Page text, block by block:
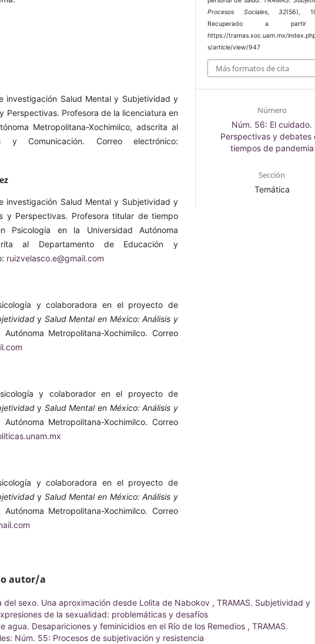
investigación Salud Mental y Subjetividad y
Perspectivas. Profesora de la licenciatura en
Metropolitana-Xochimilco, adscrita al
y Comunicación. Correo electrónico:
investigación Salud Mental y Subjetividad y
y Perspectivas. Profesora titular de tiempo
Psicología en la Universidad Autónoma
al Departamento de Educación y
ruizvelasco.e@gmail.com
y colaboradora en el proyecto de
y Salud Mental en México: Análisis y
Metropolitana-Xochimilco. Correo
y colaborador en el proyecto de
y Salud Mental en México: Análisis y
Metropolitana-Xochimilco. Correo
y colaboradora en el proyecto de
y Salud Mental en México: Análisis y
Metropolitana-Xochimilco. Correo
Procesos Sociales,32(56),
Recuperado a
https://tramas.xoc.uam.mx/
s/article/view/947
Más formatos de cita
Número
Núm. 56: El cuidado.
Perspectivas y debates
tiempos de pandemia
Sección
Temática
autor/a
del sexo. Una aproximación desde Lolita de Nabokov , TRAMAS. Subjetividad y
de la sexualidad: problemáticas y desafíos
agua. Desapariciones y feminicidios en el Río de los Remedios , TRAMAS.
Núm. 55: Procesos de subjetivación y resistencia